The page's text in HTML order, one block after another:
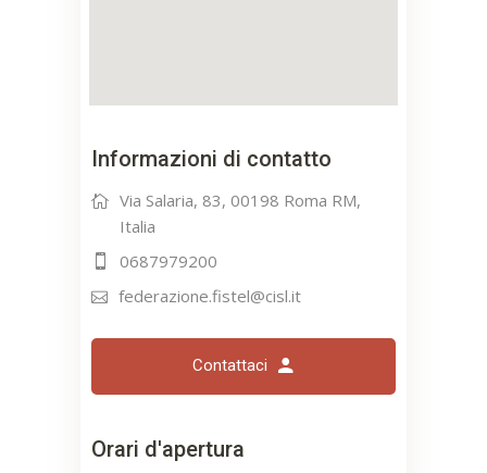
Informazioni di contatto
Via Salaria, 83, 00198 Roma RM,
Italia
0687979200
federazione.fistel@cisl.it
Contattaci
Orari d'apertura